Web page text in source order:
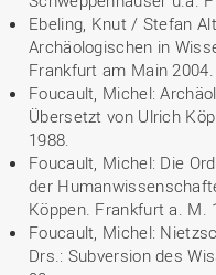
Ebeling, Knut / Stefan
Archäologischen in
Frankfurt am Main 2004.
Foucault, Michel:
Übersetzt von Ulrich
1988.
Foucault, Michel: Die
der
Köppen. Frankfurt a. M.
Foucault, Michel:
Drs.: Subversion des